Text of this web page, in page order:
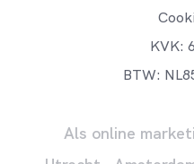
KVK:
BTW:
Als online